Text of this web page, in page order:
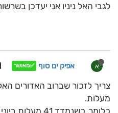
לגבי האל ניניו אני יעדכן
א אפיק ים סוף ✅מאושר
מעלות.